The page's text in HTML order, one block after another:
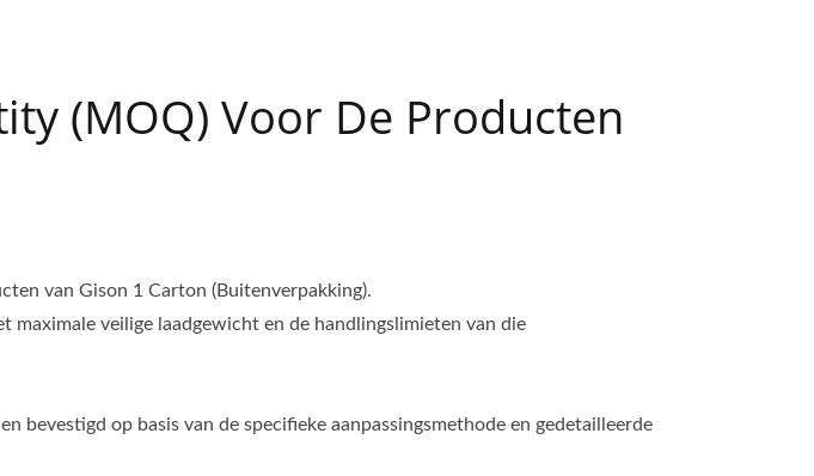
(MOQ) Voor De Producten
van Gison 1 Carton (Buitenverpakking).
veilige laadgewicht en de handlingslimieten van die
bevestigd op basis van de specifieke aanpassingsmethode en gedetailleerde